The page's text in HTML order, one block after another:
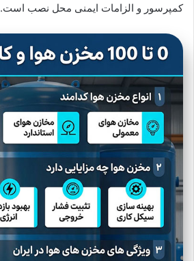
کمپرسور و الزامات ایمنی محل نصب است.